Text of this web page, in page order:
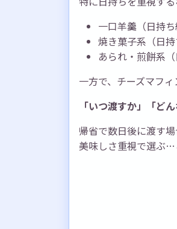
一口羊羹（日持ち
焼き菓子系（日持
あられ・煎餅系
一方で、チーズマフ
「いつ渡すか」「ど
帰省で数日後に渡す
美味しさ重視で選ぶ…